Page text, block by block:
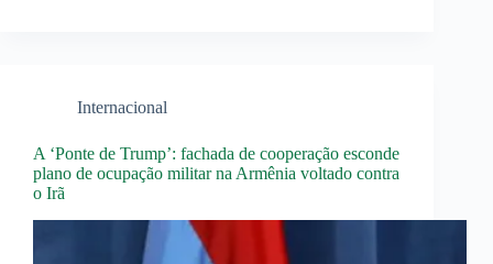
Internacional
A ‘Ponte de Trump’: fachada de cooperação esconde
plano de ocupação militar na Armênia voltado contra
o Irã